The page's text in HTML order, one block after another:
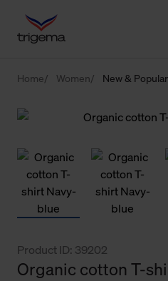
Home Women New & Popular
Product ID: 39202
Organic cotton T-